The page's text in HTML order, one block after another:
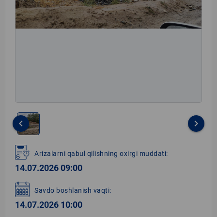
1
of
1
keyboard_arrow_left keyboard_arrow_right
Arizalarni qabul qilishning oxirgi muddati:
14.07.2026 09:00
Savdo boshlanish vaqti:
14.07.2026 10:00